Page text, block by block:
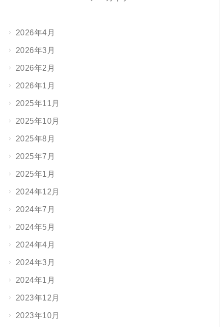
2026年4月
2026年3月
2026年2月
2026年1月
2025年11月
2025年10月
2025年8月
2025年7月
2025年1月
2024年12月
2024年7月
2024年5月
2024年4月
2024年3月
2024年1月
2023年12月
2023年10月